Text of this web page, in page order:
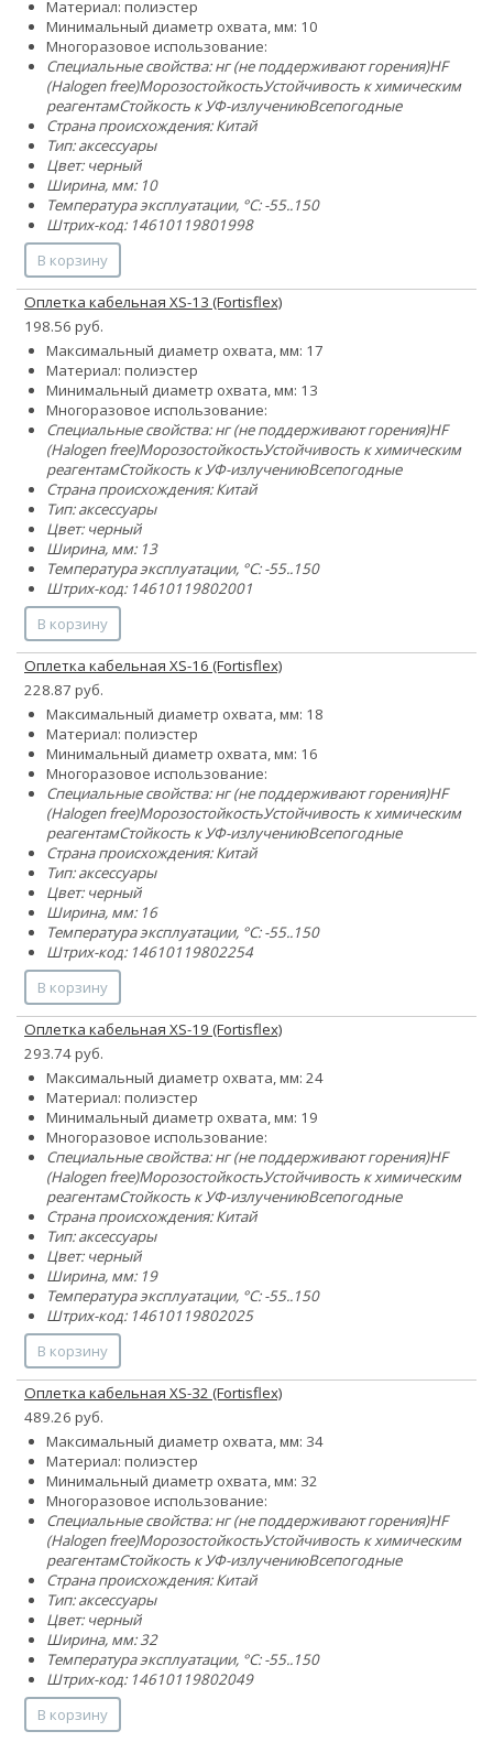
Материал: полиэстер
Минимальный диаметр охвата, мм: 10
Многоразовое использование:
Специальные свойства:нг (не поддерживают горения)HF
(Halogen free)МорозостойкостьУстойчивость к химическим
реагентамСтойкость к УФ-излучениюВсепогодные
Страна происхождения: Китай
Тип: аксессуары
Цвет: черный
Ширина, мм: 10
Температура эксплуатации, °C: -55..150
Штрих-код: 14610119801998
В корзину
Оплетка кабельная XS-13 (Fortisflex)
198.56 руб.
Максимальный диаметр охвата, мм: 17
Материал: полиэстер
Минимальный диаметр охвата, мм: 13
Многоразовое использование:
Специальные свойства:нг (не поддерживают горения)HF
(Halogen free)МорозостойкостьУстойчивость к химическим
реагентамСтойкость к УФ-излучениюВсепогодные
Страна происхождения: Китай
Тип: аксессуары
Цвет: черный
Ширина, мм: 13
Температура эксплуатации, °C: -55..150
Штрих-код: 14610119802001
В корзину
Оплетка кабельная XS-16 (Fortisflex)
228.87 руб.
Максимальный диаметр охвата, мм: 18
Материал: полиэстер
Минимальный диаметр охвата, мм: 16
Многоразовое использование:
Специальные свойства:нг (не поддерживают горения)HF
(Halogen free)МорозостойкостьУстойчивость к химическим
реагентамСтойкость к УФ-излучениюВсепогодные
Страна происхождения: Китай
Тип: аксессуары
Цвет: черный
Ширина, мм: 16
Температура эксплуатации, °C: -55..150
Штрих-код: 14610119802254
В корзину
Оплетка кабельная XS-19 (Fortisflex)
293.74 руб.
Максимальный диаметр охвата, мм: 24
Материал: полиэстер
Минимальный диаметр охвата, мм: 19
Многоразовое использование:
Специальные свойства:нг (не поддерживают горения)HF
(Halogen free)МорозостойкостьУстойчивость к химическим
реагентамСтойкость к УФ-излучениюВсепогодные
Страна происхождения: Китай
Тип: аксессуары
Цвет: черный
Ширина, мм: 19
Температура эксплуатации, °C: -55..150
Штрих-код: 14610119802025
В корзину
Оплетка кабельная XS-32 (Fortisflex)
489.26 руб.
Максимальный диаметр охвата, мм: 34
Материал: полиэстер
Минимальный диаметр охвата, мм: 32
Многоразовое использование:
Специальные свойства:нг (не поддерживают горения)HF
(Halogen free)МорозостойкостьУстойчивость к химическим
реагентамСтойкость к УФ-излучениюВсепогодные
Страна происхождения: Китай
Тип: аксессуары
Цвет: черный
Ширина, мм: 32
Температура эксплуатации, °C: -55..150
Штрих-код: 14610119802049
В корзину